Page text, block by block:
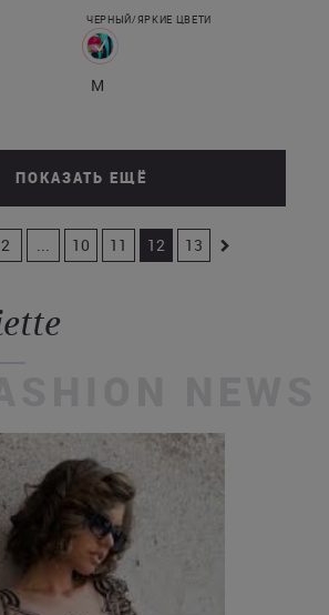
ЧЕРНЫЙ/ЯРКИЕ ЦВЕТИ
M
ПОКАЗАТЬ ЕЩЁ
2 ... 10 11 12 13